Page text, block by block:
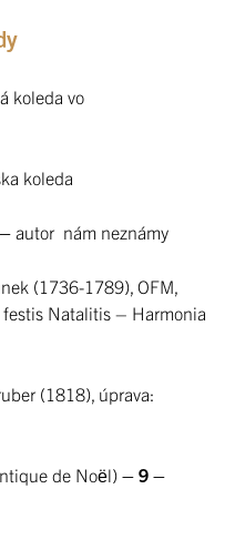
koleda vo
koleda
autor nám neznámy
(1736-1789), OFM,
festis Natalitis – Harmonia
(1818), úprava:
de Noël) – 9 –